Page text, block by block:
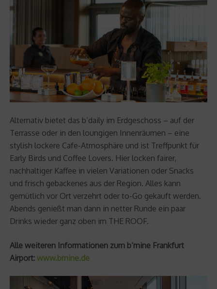
Alternativ bietet das b’daily im Erdgeschoss – auf der
Terrasse oder in den loungigen Innenräumen – eine
stylish lockere Cafe-Atmosphäre und ist Treffpunkt für
Early Birds und Coffee Lovers. Hier locken fairer,
nachhaltiger Kaffee in vielen Variationen oder Snacks
und frisch gebackenes aus der Region. Alles kann
gemütlich vor Ort verzehrt oder to-Go gekauft werden.
Abends genießt man dann in netter Runde ein paar
Drinks wieder ganz oben im THE ROOF.
Alle weiteren Informationen zum b‘mine Frankfurt
Airport: www.bmine.de